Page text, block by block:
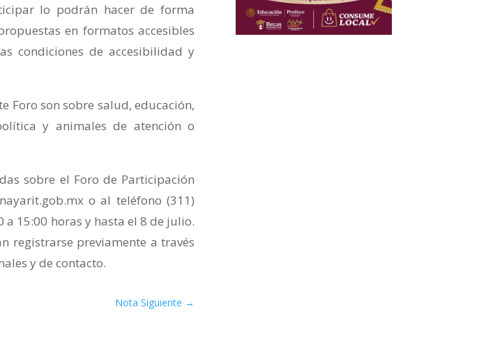
lo podrán hacer de forma
en formatos accesibles
condiciones de accesibilidad y
Foro son sobre salud, educación,
y animales de atención o
sobre el Foro de Participación
o al teléfono (311)
a 15:00 horas y hasta el 8 de julio.
registrarse previamente a través
y de contacto.
Nota Siguiente →